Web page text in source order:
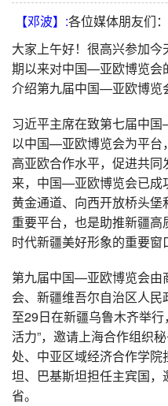
【邓波】:各位媒体朋友们：
大家上午好！很高兴参加
期以来对中国—亚欧博览会
介绍第九届中国—亚欧博览
习近平主席在致第七届中
以中国—亚欧博览会为平台
高亚欧合作水平，促进共
来，中国—亚欧博览会已成
黄金通道、向西开放桥头
重要平台，也是助推新疆
时代新疆美好形象的重要窗
第九届中国—亚欧博览会由
会、新疆维吾尔自治区人
至29日在新疆乌鲁木齐举
活力”，邀请上海合作组织
处、中亚区域经济合作学
坦、巴基斯坦担任主宾国
省。